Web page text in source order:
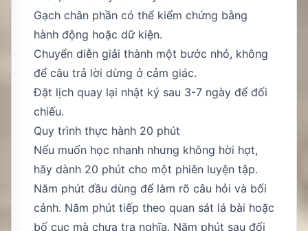
Gạch chân phần có thể kiểm chứng bằng
hành động hoặc dữ kiện.
Chuyển diễn giải thành một bước nhỏ, không
để câu trả lời dừng ở cảm giác.
Đặt lịch quay lại nhật ký sau 3-7 ngày để đối
chiếu.
Quy trình thực hành 20 phút
Nếu muốn học nhanh nhưng không hời hợt,
hãy dành 20 phút cho một phiên luyện tập.
Năm phút đầu dùng để làm rõ câu hỏi và bối
cảnh. Năm phút tiếp theo quan sát lá bài hoặc
bố cục mà chưa tra nghĩa. Năm phút sau đối